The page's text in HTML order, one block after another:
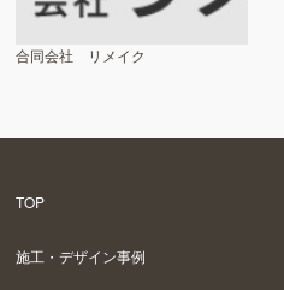
合同会社 リメイク
TOP
施工・デザイン事例